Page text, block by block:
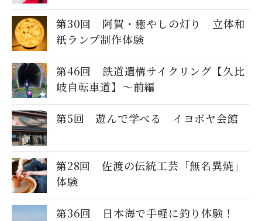
第30回 阿賀・癒やしの灯り 立体和
紙ランプ制作体験
第46回 鉄道遺構サイクリング【久比
岐自転車道】〜前編
第5回 遊んで学べる イヨボヤ会館
第28回 佐渡の伝統工芸「無名異焼」
体験
第36回 日本海で手軽に釣り体験！